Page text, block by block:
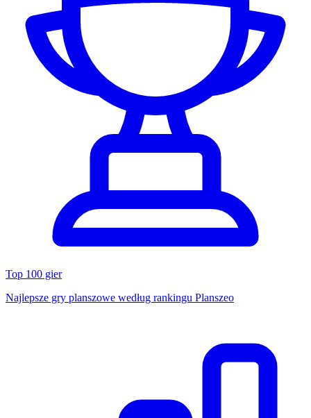
Top 100 gier
Najlepsze gry planszowe według rankingu Planszeo